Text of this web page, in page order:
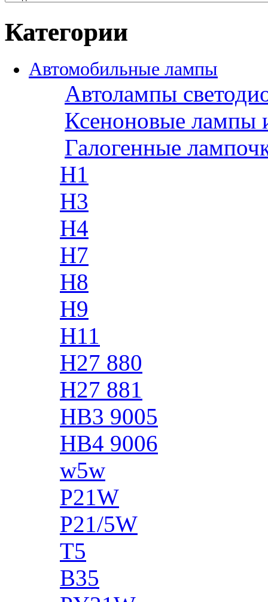
Категории
Автомобильные лампы
Автолампы
Ксеноновые лампы
Галогенные
H1
H3
H4
H7
H8
H9
H11
H27 880
H27 881
HB3 9005
HB4 9006
w5w
P21W
P21/5W
T5
B35